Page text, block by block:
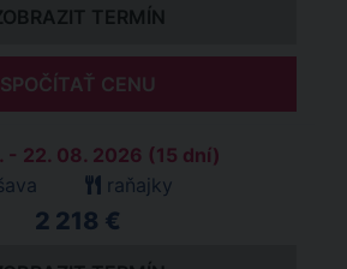
TERMÍN
SPOČÍTAŤ CENU
- 22. 08. 2026 (15 dní)
raňajky
2 218 €